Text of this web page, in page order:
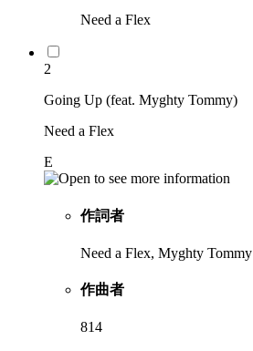
Need a Flex
2
Going Up (feat. Myghty Tommy)
Need a Flex
E
作詞者
Need a Flex, Myghty Tommy
作曲者
814